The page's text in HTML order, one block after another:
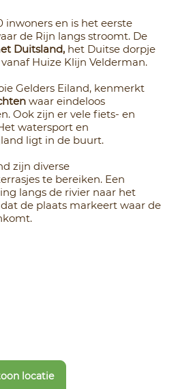
inwoners en is het eerste
de Rijn langs stroomt. De
Duitsland, het Duitse dorpje
Huize Klijn Velderman.
Gelders Eiland, kenmerkt
waar eindeloos
Ook zijn er vele fiets- en
watersport en
ligt in de buurt.
zijn diverse
te bereiken. Een
langs de rivier naar het
dat de plaats markeert waar de
locatie